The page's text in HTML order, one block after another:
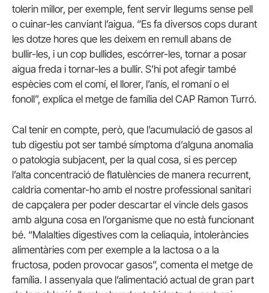
tolerin millor, per exemple, fent servir llegums sense pell
o cuinar-les canviant l’aigua. “Es fa diversos cops durant
les dotze hores que les deixem en remull abans de
bullir-les, i un cop bullides, escórrer-les, tornar a posar
aigua freda i tornar-les a bullir. S’hi pot afegir també
espècies com el comí, el llorer, l’anís, el romaní o el
fonoll”, explica el metge de família del CAP Ramon Turró.
Cal tenir en compte, però, que l’acumulació de gasos al
tub digestiu pot ser també símptoma d’alguna anomalia
o patologia subjacent, per la qual cosa, si es percep
l’alta concentració de flatulències de manera recurrent,
caldria comentar-ho amb el nostre professional sanitari
de capçalera per poder descartar el vincle dels gasos
amb alguna cosa en l’organisme que no està funcionant
bé. “Malalties digestives com la celiaquia, intoleràncies
alimentàries com per exemple a la lactosa o a la
fructosa, poden provocar gasos”, comenta el metge de
família. I assenyala que l’alimentació actual de gran part